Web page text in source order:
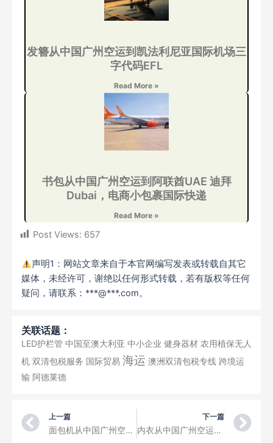
发簪从中国广州空运到凯法利尼亚国际机场三
字代码EFL
Read More »
书包从中国广州空运到阿联酋UAE 迪拜
Dubai，电商小包裹国际快递
Read More »
Post Views: 657
声明1：网站文章来自于本官网编写发表或转载自其它
媒体，未经许可，谢绝以任何形式转载，若有版权等任何
疑问，请联系：***@***.com。
关联话题：
LED护栏管 中国至澳大利亚 中小企业 健身器材 农用植保无人
机 双清包税服务 国际贸易 海运 澳洲双清包税专线 跨境运
输 阿德莱德
Prev
上一篇
面包机从中国广州空运到印度India 哥印拜陀Coimbatore 电商小包裹国际快递
下一篇
内衣从中国广州空运到印度India 印多尔Indore 电商小包裹国际快递